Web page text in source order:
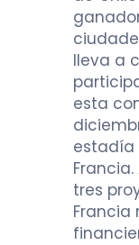
lleva a
esta
estadía
tres
Francia